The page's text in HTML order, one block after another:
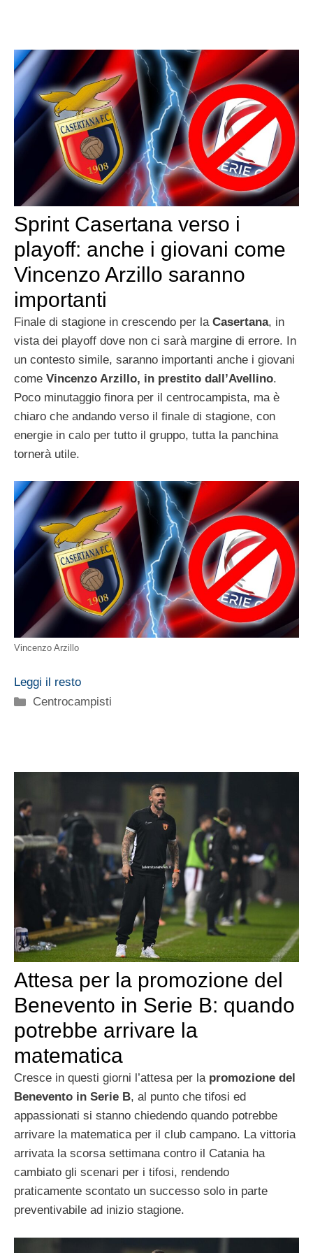
Sprint Casertana verso i
playoff: anche i giovani come
Vincenzo Arzillo saranno
importanti
Finale di stagione in crescendo per la Casertana, in
vista dei playoff dove non ci sarà margine di errore. In
un contesto simile, saranno importanti anche i giovani
come Vincenzo Arzillo, in prestito dall’Avellino.
Poco minutaggio finora per il centrocampista, ma è
chiaro che andando verso il finale di stagione, con
energie in calo per tutto il gruppo, tutta la panchina
tornerà utile.
Vincenzo Arzillo
Leggi il resto
Categorie
Centrocampisti
Attesa per la promozione del
Benevento in Serie B: quando
potrebbe arrivare la
matematica
Cresce in questi giorni l’attesa per lapromozione del
Benevento in Serie B, al punto che tifosi ed
appassionati si stanno chiedendo quando potrebbe
arrivare la matematica per il club campano. La vittoria
arrivata la scorsa settimana contro il Catania ha
cambiato gli scenari per i tifosi, rendendo
praticamente scontato un successo solo in parte
preventivabile ad inizio stagione.